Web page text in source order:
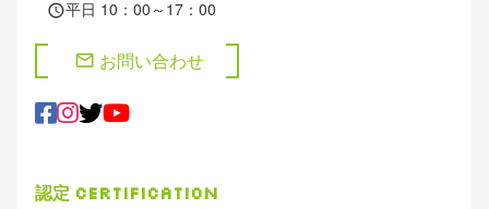
schedule平日 10：00～17：00
mail お問い合わせ
認定 Certification